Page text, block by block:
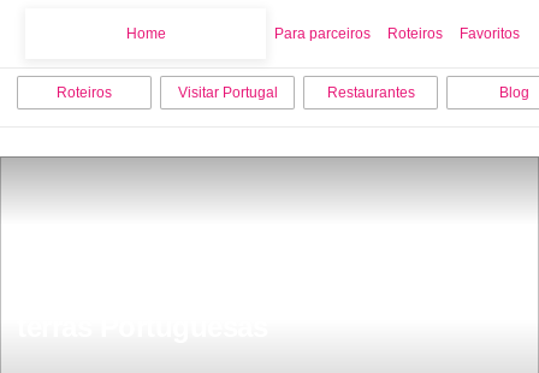
Home Para parceiros Roteiros Favoritos
Roteiros Visitar Portugal Restaurantes Blog